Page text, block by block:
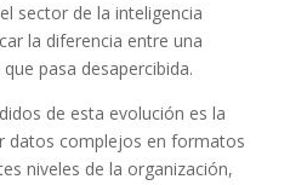
sector de la inteligencia
la diferencia entre una
pasa desapercibida.
de esta evolución es la
datos complejos en formatos
niveles de la organización,